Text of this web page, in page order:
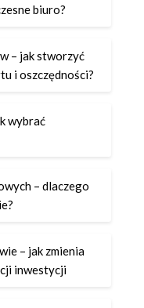
biuro?
– jak stworzyć
i oszczędności?
wybrać
– dlaczego
– jak zmienia
inwestycji